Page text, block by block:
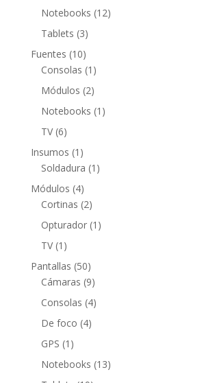
Notebooks 1212
Tablets 33
productos
Fuentes 1010
productos
Consolas 1 1
producto
Módulos 22
productos
Notebooks 1 1
TV 66
productos
Insumos 1 1
producto
Soldadura 1 1
Módulos 44
productos
Cortinas 22
productos
Opturador 1 1
TV 1 1
producto
Pantallas 5050
productos
Cámaras 99
productos
Consolas 44
De foco 44
GPS 1 1
producto
Notebooks 1313